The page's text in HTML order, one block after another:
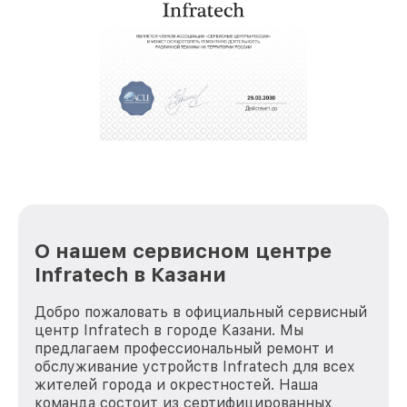
крупногабаритной техники, которые
обеспечат доставку устройств в сервис в
полной сохранности и бесплатно.
положительные отзывы и обрели отличную
репутацию. Мы постоянно совершенствуемся и
О нашем сервисном центре
Infratech в Казани
Добро пожаловать в официальный сервисный
центр Infratech в городе Казани. Мы
предлагаем профессиональный ремонт и
обслуживание устройств Infratech для всех
жителей города и окрестностей. Наша
команда состоит из сертифицированных